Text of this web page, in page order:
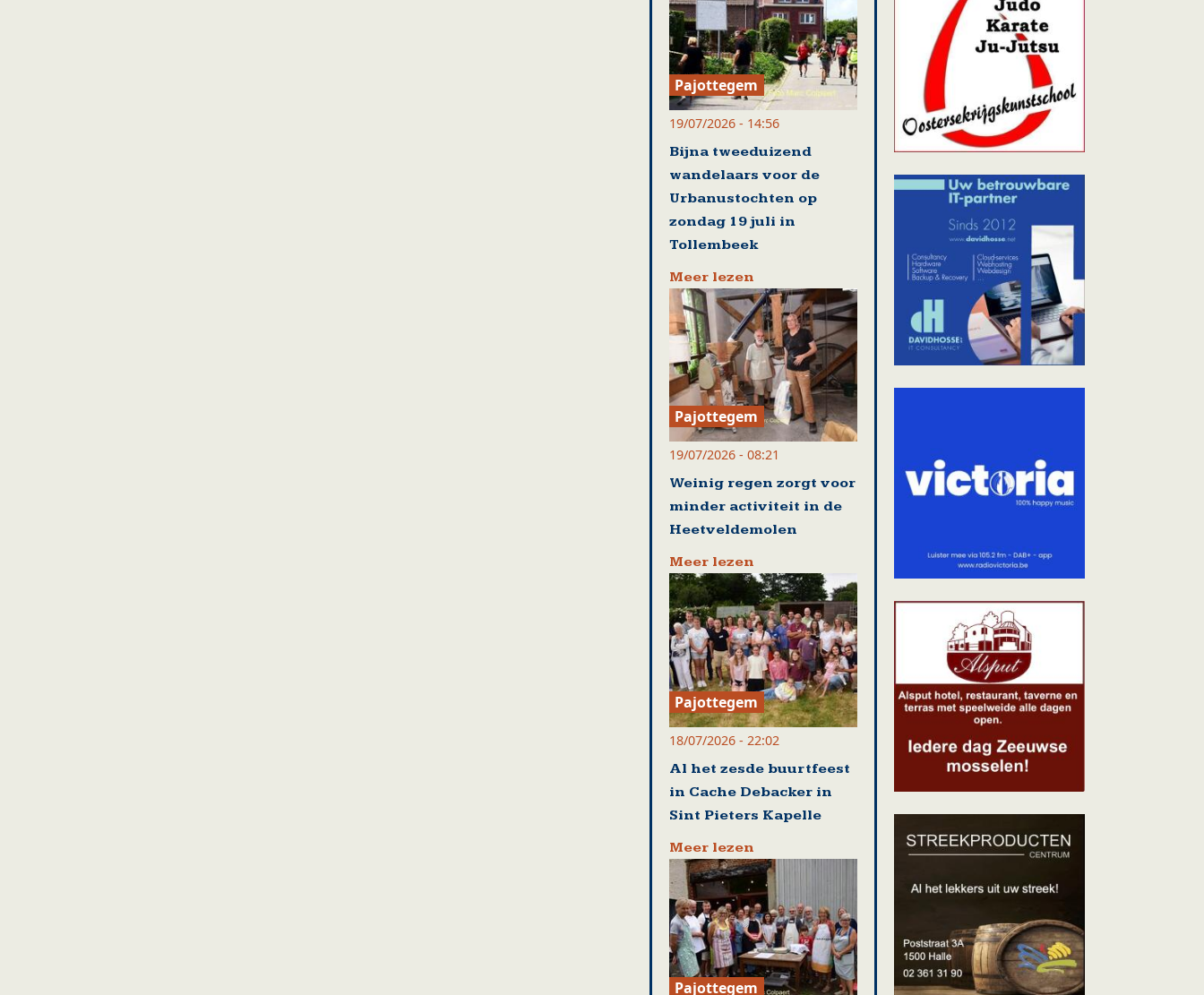
Pajottegem
19/07/2026 - 14:56
Bijna tweeduizend
wandelaars voor de
Urbanustochten op
zondag 19 juli in
Tollembeek
Meer lezen
Pajottegem
19/07/2026 - 08:21
Weinig regen zorgt voor
minder activiteit in de
Heetveldemolen
Meer lezen
Pajottegem
18/07/2026 - 22:02
Al het zesde buurtfeest
in Cache Debacker in
Sint Pieters Kapelle
Meer lezen
Pajottegem